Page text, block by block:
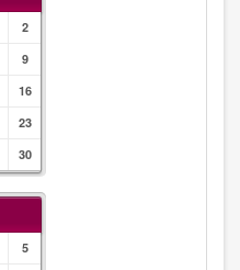
2
9
16
23
30
5